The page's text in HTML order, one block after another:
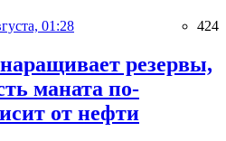
01:28 424
резервы,
маната по-
от нефти